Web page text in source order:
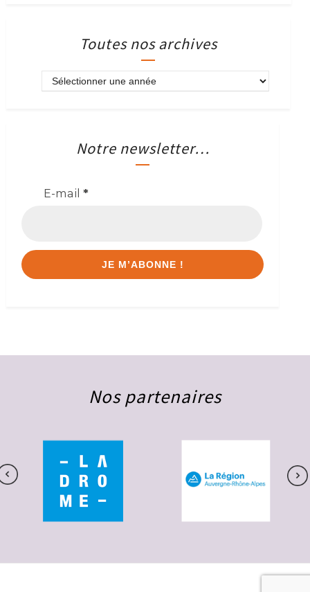
Toutes nos archives
Notre newsletter…
E-mail *
Nos partenaires